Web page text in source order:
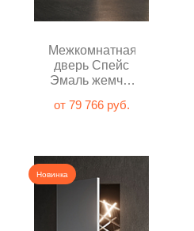
Межкомнатная
дверь Спейс
Эмаль жемчуг
от 79 766 руб.
Новинка